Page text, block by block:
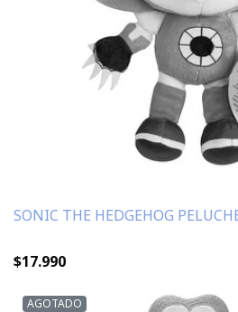
SONIC THE HEDGEHOG
$17.990
AGOTADO